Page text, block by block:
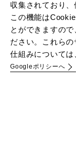
収集されており、
この機能は
とができますの
ださい。これら
仕組みについては
Googleポリシーへ